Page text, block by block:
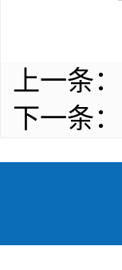
上一条：
下一条：